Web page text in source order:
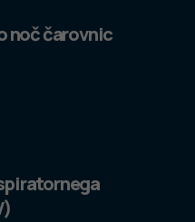
noč čarovnic